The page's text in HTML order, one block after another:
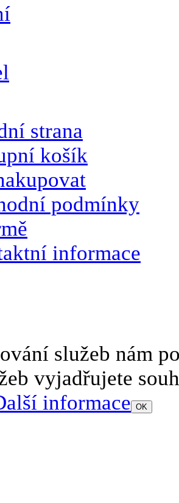
strana
košík
podmínky
informace
služeb nám
vyjadřujete
informace